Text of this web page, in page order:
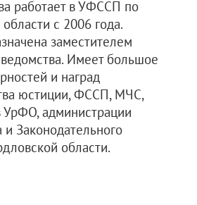
работает в УФССП по
с 2006 года.
заместителем
Имеет большое
и наград
юстиции, ФССП, МЧС,
УрФО, администрации
и Законодательного
области.